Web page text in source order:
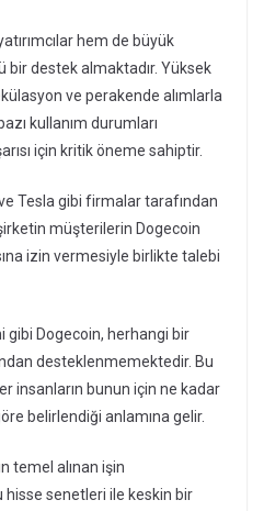
hem de büyük
bir destek almaktadır. Yüksek
ve perakende alımlarla
kullanım durumları
için kritik öneme sahiptir.
Tesla gibi firmalar tarafından
müşterilerin Dogecoin
izin vermesiyle birlikte talebi
gibi Dogecoin, herhangi bir
desteklenmemektedir. Bu
insanların bunun için ne kadar
belirlendiği anlamına gelir.
temel alınan işin
hisse senetleri ile keskin bir